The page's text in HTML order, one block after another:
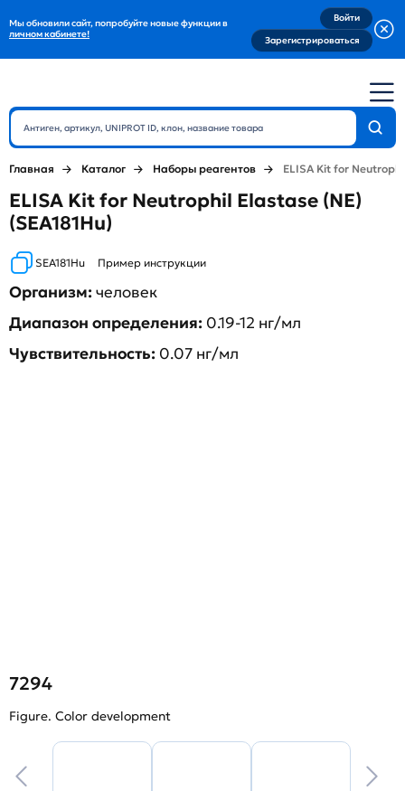
Мы обновили сайт, попробуйте новые функции в
личном кабинете!
Войти
Зарегистрироваться
Главная Каталог Наборы реагентов ELISA Kit for
ELISA Kit for Neutrophil Elastase (NE)
(SEA181Hu)
SEA181Hu Пример инструкции
Организм:человек
Диапазон определения: 0.19-12 нг/мл
Чувствительность: 0.07 нг/мл
7294
Figure. Color development